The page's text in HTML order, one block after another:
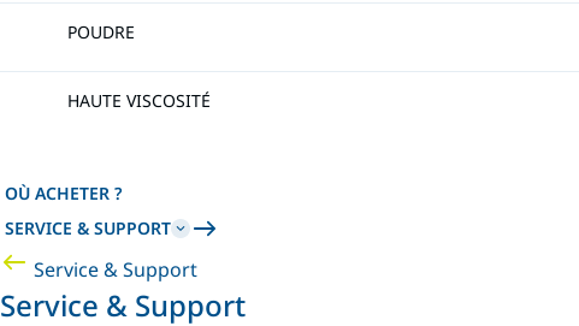
POUDRE
HAUTE VISCOSITÉ
OÙ ACHETER ?
SERVICE & SUPPORT
Service & Support
Service & Support